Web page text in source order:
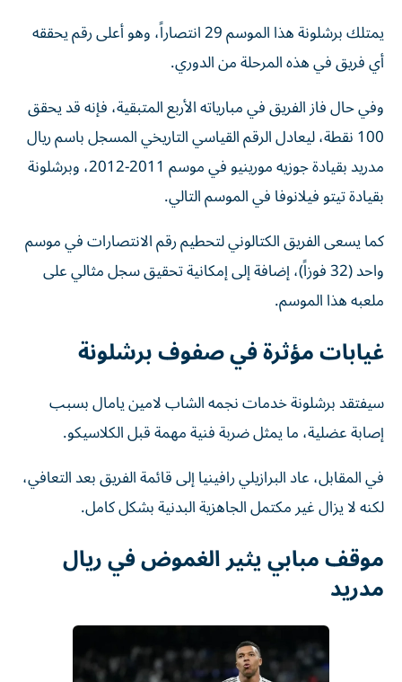
يمتلك برشلونة هذا الموسم 29 انتصاراً، وهو أعلى رقم يحققه
أي فريق في هذه المرحلة من الدوري.
وفي حال فاز الفريق في مبارياته الأربع المتبقية، فإنه قد يحقق
100 نقطة، ليعادل الرقم القياسي التاريخي المسجل باسم ريال
مدريد بقيادة جوزيه مورينيو في موسم 2011-2012، وبرشلونة
بقيادة تيتو فيلانوفا في الموسم التالي.
كما يسعى الفريق الكتالوني لتحطيم رقم الانتصارات في موسم
واحد (32 فوزاً)، إضافة إلى إمكانية تحقيق سجل مثالي على
ملعبه هذا الموسم.
غيابات مؤثرة في صفوف برشلونة
سيفتقد برشلونة خدمات نجمه الشاب لامين يامال بسبب
إصابة عضلية، ما يمثل ضربة فنية مهمة قبل الكلاسيكو.
في المقابل، عاد البرازيلي رافينيا إلى قائمة الفريق بعد التعافي،
لكنه لا يزال غير مكتمل الجاهزية البدنية بشكل كامل.
موقف مبابي يثير الغموض في ريال
مدريد